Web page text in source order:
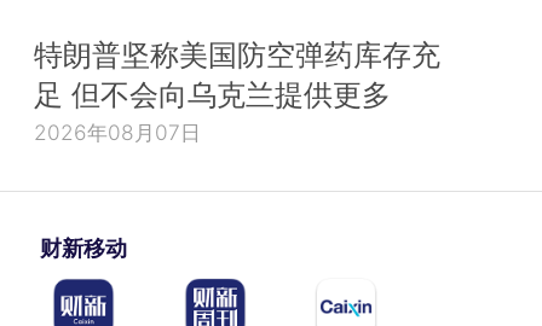
特朗普坚称美国防空弹药库存充
足 但不会向乌克兰提供更多
2026年08月07日
财新移动